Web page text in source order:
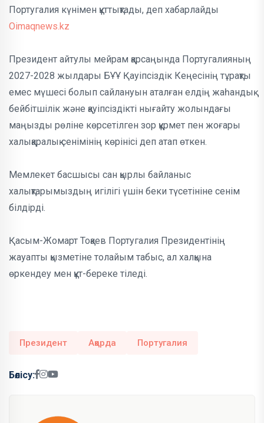
Португалия күнімен құттықтады, деп хабарлайды
Oimaqnews.kz
Президент айтулы мейрам қарсаңында Португалияның
2027-2028 жылдары БҰҰ Қауіпсіздік Кеңесінің тұрақты
емес мүшесі болып сайлануын аталған елдің жаһандық
бейбітшілік және қауіпсіздікті нығайту жолындағы
маңызды рөліне көрсетілген зор құрмет пен жоғары
халықаралық сенімінің көрінісі деп атап өткен.
Мемлекет басшысы сан қырлы байланыс
халықтарымыздың игілігі үшін беки түсетініне сенім
білдірді.
Қасым-Жомарт Тоқаев Португалия Президентінің
жауапты қызметіне толайым табыс, ал халқына
өркендеу мен құт-береке тіледі.
Президент Ақорда Португалия
Бөлісу: